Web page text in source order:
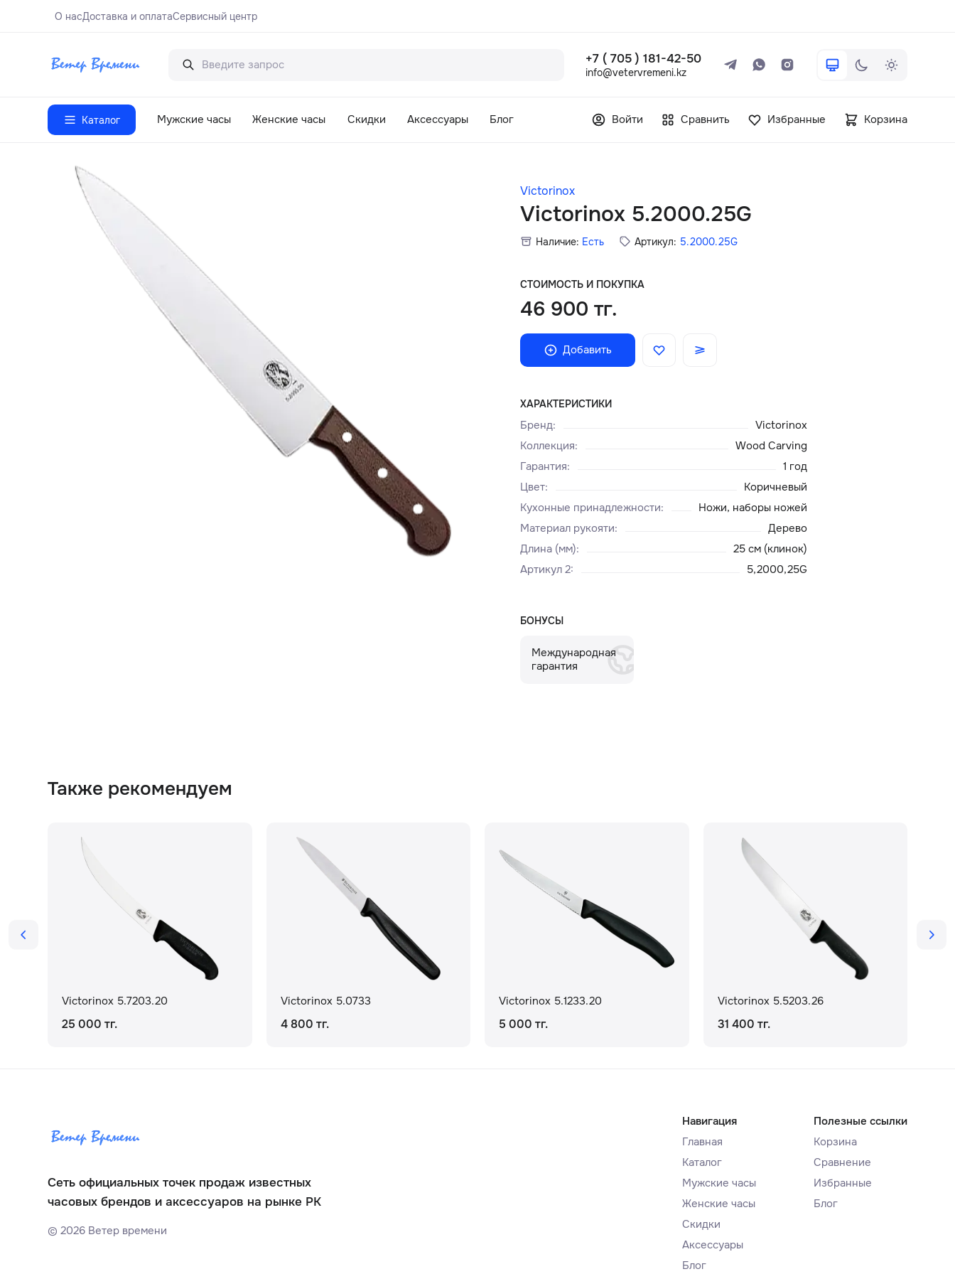
О насДоставка и оплатаСервисный центр
+7 ( 705 ) 181-42-50
info@vetervremeni.kz
Каталог Мужские часы Женские часы Скидки Аксессуары Блог Войти Сравнить Избранные Корзина
Victorinox
Victorinox 5.2000.25G
Наличие: Есть Артикул: 5.2000.25G
СТОИМОСТЬ И ПОКУПКА
46 900 тг.
Добавить
ХАРАКТЕРИСТИКИ
Бренд:
Victorinox
Коллекция:
Wood Carving
Гарантия:
1 год
Цвет:
Коричневый
Кухонные принадлежности:
Ножи, наборы ножей
Материал рукояти:
Дерево
Длина (мм):
25 см (клинок)
Артикул 2: 5,2000,25G
БОНУСЫ
Международная
гарантия
Также рекомендуем
Victorinox 5.7203.20
25 000 тг.
Victorinox 5.0733
4 800 тг.
Victorinox 5.1233.20
5 000 тг.
Victorinox 5.5203.26
31 400 тг.
Сеть официальных точек продаж известных
часовых брендов и аксессуаров на рынке РК
©2026 Ветер времени
Навигация
Главная
Каталог
Мужские часы
Женские часы
Скидки
Аксессуары
Блог
Полезные ссылки
Корзина
Сравнение
Избранные
Блог
+7 ( 705 ) 181-42-50
Каталог
Главная
Доставка и оплата
Блог